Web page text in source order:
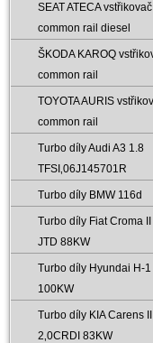
SEAT ATECA vstřikovač
common rail diesel
ŠKODA KAROQ
common rail
TOYOTA AURIS
common rail
Turbo díly Audi A3 1.8
TFSI‚06J145701R
Turbo díly BMW 116d
Turbo díly Fiat Croma II
JTD 88KW
Turbo díly Hyundai H-1
100KW
Turbo díly KIA Carens II
2‚0CRDI 83KW